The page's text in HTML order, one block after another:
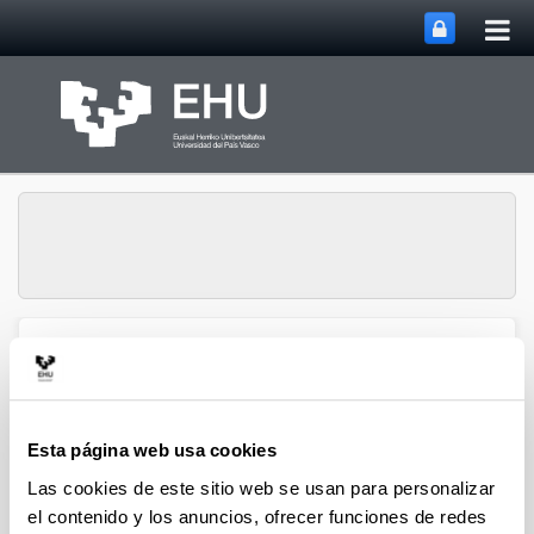
Esta página web usa cookies
Las cookies de este sitio web se usan para personalizar
el contenido y los anuncios, ofrecer funciones de redes
biomat
Difusión
Biomat-Biodonostia